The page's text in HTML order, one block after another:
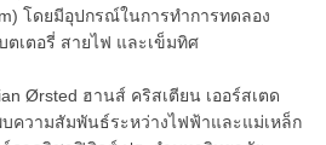
โดยมีอุปกรณ์ในการทำการทดลอง
ตเตอรี่ สายไฟ และเข็มทิศ
Ørsted ฮานส์ คริสเตียน เออร์สเตด
ความสัมพันธ์ระหว่างไฟฟ้าและแม่เหล็ก